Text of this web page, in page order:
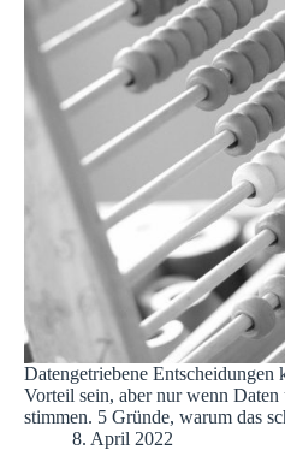
Datengetriebene Entscheidungen
Vorteil sein, aber nur wenn Daten
stimmen. 5 Gründe, warum das
8. April 2022